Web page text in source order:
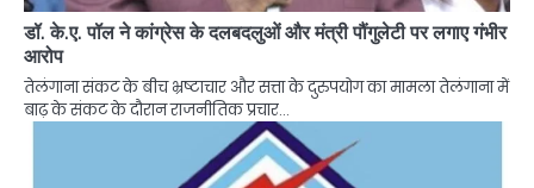
डॉ. के.ए. पॉल ने कांग्रेस के दलबदलुओं और मंत्री पौंगुलेटी पर लगाए गंभीर
आरोप
तेलंगाना संकट के बीच भ्रष्टाचार और सत्ता के दुरुपयोग का मामला तेलंगाना में
बाढ़ के संकट के दौरान राजनीतिक प्रचार…